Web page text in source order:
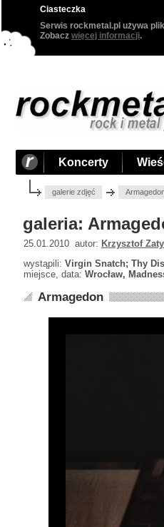
Ciasteczka
Serwis rockmetal.pl używa
Zobacz więcej informacji.
Koncerty
galerie zdjęć
galeria:
25.01.2010 autor: Krzysztof
wystąpili: Virgin Snatch; Thy
miejsce, data: Wrocław,
Armagedon